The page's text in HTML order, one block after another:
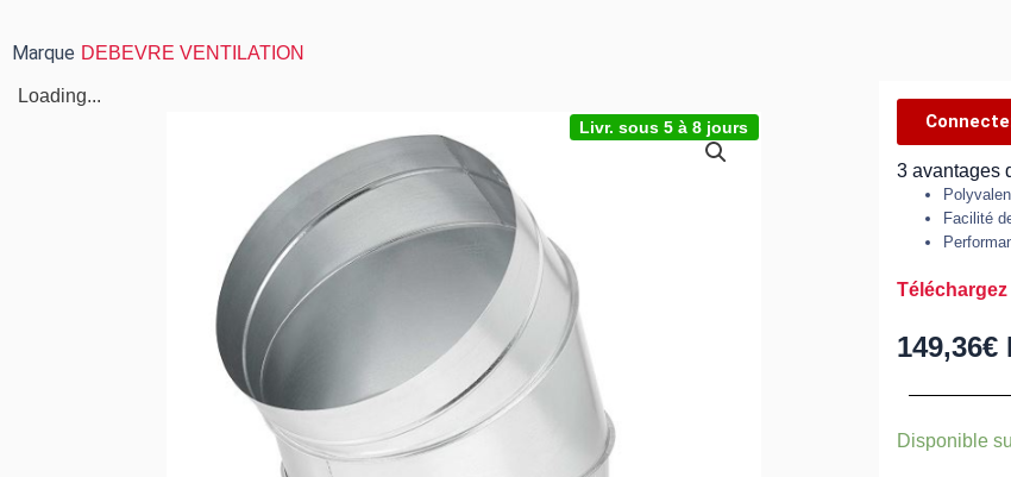
Marque DEBEVRE VENTILATION
Loading...
Livr. sous 5 à 8 jours
3 avantages
Facilité
149,36€
Disponible
quantité